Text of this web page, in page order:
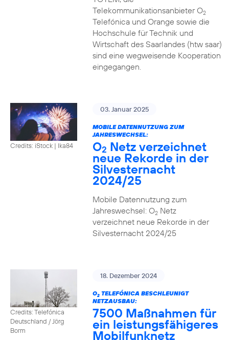
Telekommunikationsanbieter O2
Telefónica und Orange sowie die
Hochschule für Technik und
Wirtschaft des Saarlandes (htw saar)
sind eine wegweisende Kooperation
eingegangen.
Credits: iStock | Ika84
03. Januar 2025
MOBILE DATENNUTZUNG ZUM
JAHRESWECHSEL:
O2 Netz verzeichnet
neue Rekorde in der
Silvesternacht
2024/25
Mobile Datennutzung zum
Jahreswechsel: O2Netz
verzeichnet neue Rekorde in der
Silvesternacht 2024/25
Credits: Telefónica
Deutschland / Jörg
Borm
18. Dezember 2024
O2TELEFÓNICA BESCHLEUNIGT
NETZAUSBAU:
7500 Maßnahmen für
ein leistungsfähigeres
Mobilfunknetz